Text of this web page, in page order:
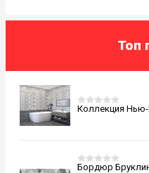
Топ
Коллекция
Бордюр